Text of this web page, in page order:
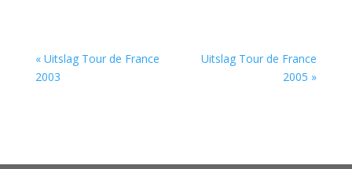
« Uitslag Tour de France
2003
Uitslag Tour de France
2005 »